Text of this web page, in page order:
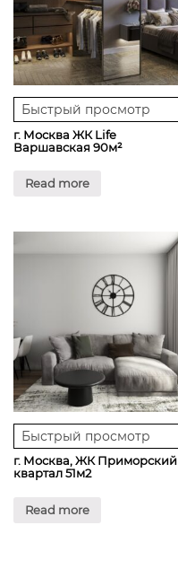
Быстрый просмотр
г. Москва ЖК Life
Варшавская 90м²
Read more
Быстрый просмотр
г. Москва, ЖК Приморский
квартал 51м2
Read more